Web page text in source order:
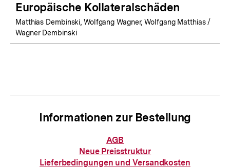
Europäische Kollateralschäden
Matthias Dembinski, Wolfgang Wagner, Wolfgang Matthias /
Wagner Dembinski
Informationen zur Bestellung
Informationen
zur
Bestellung
AGB
Neue Preisstruktur
Lieferbedingungen und Versandkosten